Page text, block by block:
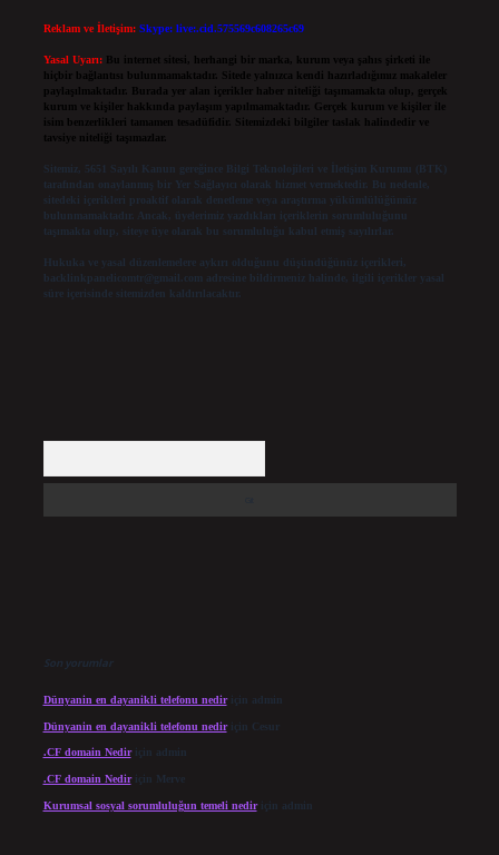
Reklam ve İletişim: Skype: live:.cid.575569c608265c69
Yasal Uyarı:
Bu internet sitesi, herhangi bir marka, kurum veya şahıs şirketi ile
hiçbir bağlantısı bulunmamaktadır. Sitede yalnızca kendi hazırladığımız makaleler
paylaşılmaktadır. Burada yer alan içerikler haber niteliği taşımamakta olup, gerçek
kurum ve kişiler hakkında paylaşım yapılmamaktadır. Gerçek kurum ve kişiler ile
isim benzerlikleri tamamen tesadüfidir. Sitemizdeki bilgiler taslak halindedir ve
tavsiye niteliği taşımazlar.
Sitemiz, 5651 Sayılı Kanun gereğince Bilgi Teknolojileri ve İletişim Kurumu (BTK)
tarafından onaylanmış bir Yer Sağlayıcı olarak hizmet vermektedir. Bu nedenle,
sitedeki içerikleri proaktif olarak denetleme veya araştırma yükümlülüğümüz
bulunmamaktadır. Ancak, üyelerimiz yazdıkları içeriklerin sorumluluğunu
taşımakta olup, siteye üye olarak bu sorumluluğu kabul etmiş sayılırlar.
Hukuka ve yasal düzenlemelere aykırı olduğunu düşündüğünüz içerikleri,
backlinkpanelicomtr@gmail.comadresine bildirmeniz halinde, ilgili içerikler yasal
süre içerisinde sitemizden kaldırılacaktır.
Son yorumlar
Dünyanin en dayanikli telefonu nediriçin admin
Dünyanin en dayanikli telefonu nediriçin Cesur
.CF domain Nediriçin admin
.CF domain Nediriçin Merve
Kurumsal sosyal sorumluluğun temeli nediriçin admin